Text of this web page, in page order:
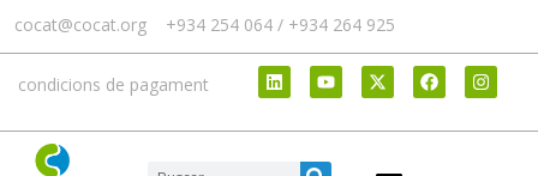
cocat@cocat.org +934 254 064 / +934 264 925
condicions de pagament